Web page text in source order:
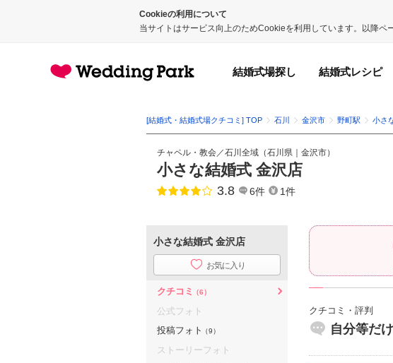
Cookieの利用について
当サイトはサービス向上のためCookieを利用しています。以降ペ
結婚式場探し 結婚式レシピ
[結婚式・結婚式場クチコミ] TOP 石川 金沢市 野町駅 小さ
チャペル・教会／石川全域 （石川県 金沢市）
小さな結婚式 金沢店
点数
3.8 6件 1件
クチコミ・評判
自分等だ
小さな結婚式 金沢店
お気に入り
クチコミ （6）
公式フォト
投稿フォト （9）
ストーリーフォト